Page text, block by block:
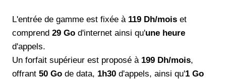
L'entrée de gamme est fixée à119 Dh/mois et
comprend 29 Go d'internet ainsi qu'une heure
d'appels.
Un forfait supérieur est proposé à 199 Dh/mois,
offrant 50 Go de data, 1h30 d'appels, ainsi qu'1 Go